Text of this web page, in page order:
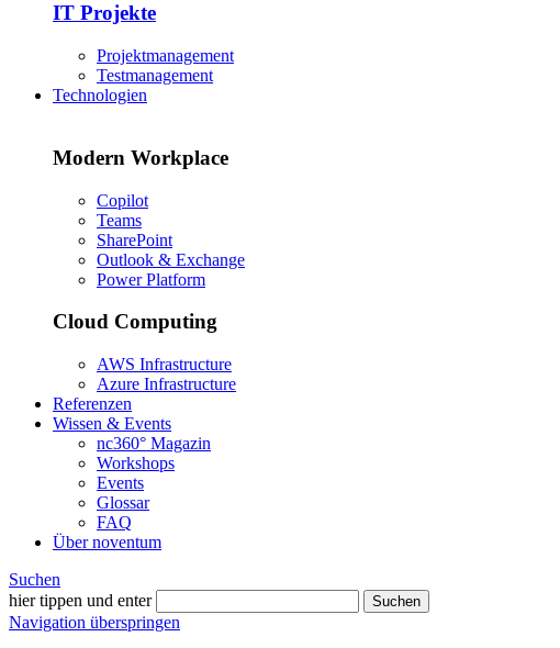
IT Projekte
Projektmanagement
Testmanagement
Technologien
Modern Workplace
Copilot
Teams
SharePoint
Outlook & Exchange
Power Platform
Cloud Computing
AWS Infrastructure
Azure Infrastructure
Referenzen
Wissen & Events
nc360° Magazin
Workshops
Events
Glossar
FAQ
Über noventum
Suchen
hier tippen und enter
Suchen
Navigation überspringen